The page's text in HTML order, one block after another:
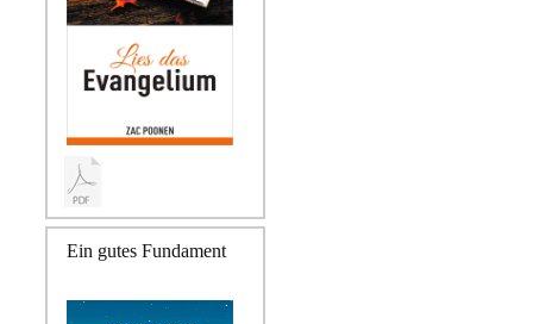
Ein gutes Fundament